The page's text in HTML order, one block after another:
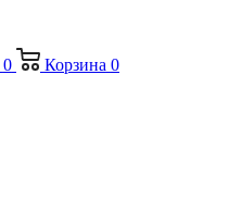
0 Корзина 0